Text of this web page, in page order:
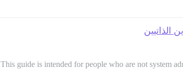
الذاتيين
This guide is intended for people who are not system